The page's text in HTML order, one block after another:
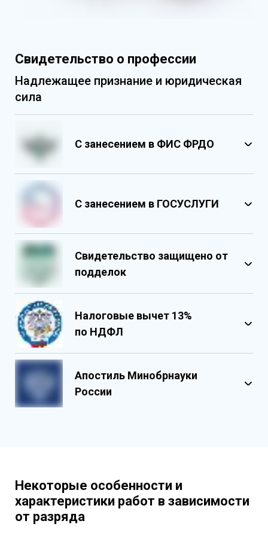
Свидетельство о профессии
Надлежащее признание и юридическая
сила
С занесением в ФИС ФРДО
С занесением в ГОСУСЛУГИ
Свидетельство защищено от
подделок
защиты
Государственными реестровыми
элементы защиты
Налоговые вычет 13%
по НДФЛ
Апостиль Минобрнауки
России
Некоторые особенности и
характеристики работ в зависимости
от разряда